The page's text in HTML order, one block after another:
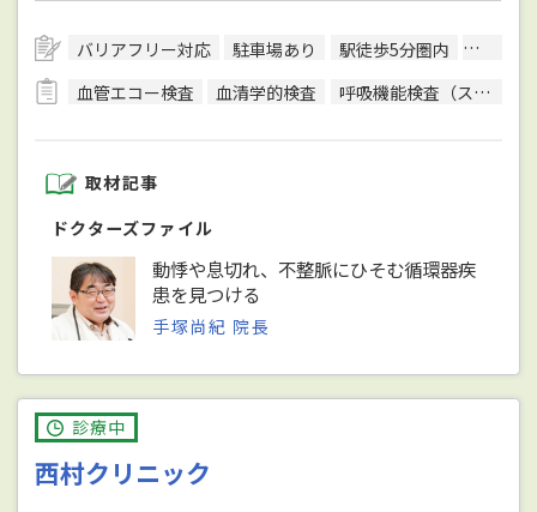
バリアフリー対応 駐車場あり 駅徒歩5分圏内
日本循
血管エコー検査
血清学的検査 呼吸機能検査（スパイロメトリー）
取材記事
ドクターズファイル
動悸や息切れ、不整脈にひそむ循環器疾
患を見つける
手塚尚紀 院長
診療中
西村クリニック